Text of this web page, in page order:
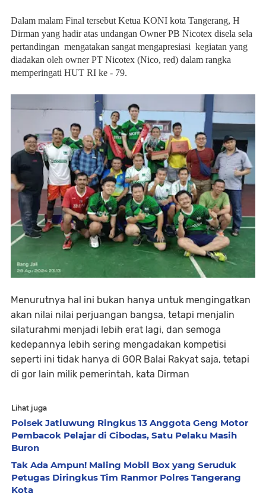
Dalam malam Final tersebut Ketua KONI kota Tangerang, H
Dirman yang hadir atas undangan Owner PB Nicotex disela sela
pertandingan mengatakan sangat mengapresiasi kegiatan yang
diadakan oleh owner PT Nicotex (Nico, red) dalam rangka
memperingati HUT RI ke - 79.
Menurutnya hal ini bukan hanya untuk mengingatkan
akan nilai nilai perjuangan bangsa, tetapi menjalin
silaturahmi menjadi lebih erat lagi, dan semoga
kedepannya lebih sering mengadakan kompetisi
seperti ini tidak hanya di GOR Balai Rakyat saja, tetapi
di gor lain milik pemerintah, kata Dirman
Lihat juga
Polsek Jatiuwung Ringkus 13 Anggota Geng Motor
Pembacok Pelajar di Cibodas, Satu Pelaku Masih
Buron
Tak Ada Ampun! Maling Mobil Box yang Seruduk
Petugas Diringkus Tim Ranmor Polres Tangerang
Kota